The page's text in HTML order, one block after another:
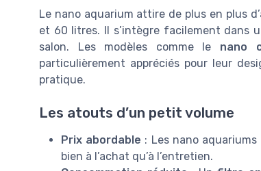
Le nano aquarium attire de plus en plus
et 60 litres. Il s’intègre facilement dans
salon. Les modèles comme le nano
particulièrement appréciés pour leur
pratique.
Les atouts d’un petit volume
Prix abordable : Les nano
bien à l’achat qu’à l’entretien.